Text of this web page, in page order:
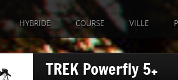
HYBRIDE COURSE VILLE
TREK Powerfly 5+